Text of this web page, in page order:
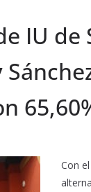
IU de
Con